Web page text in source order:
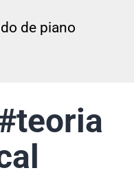
de piano